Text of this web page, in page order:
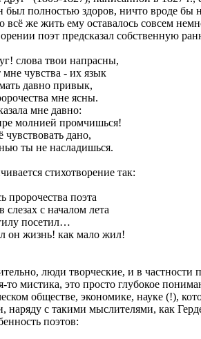
был полностью здоров, ничто вроде бы
всё же жить ему оставалось совсем
поэт предсказал собственную
слова твои напрасны,
мне чувства - их язык
давно привык,
мне ясны.
мне давно:
молнией промчишься!
чувствовать дано,
ты не насладишься.
стихотворение так:
пророчества поэта
слезах с началом лета
посетил…
он жизнь! как мало жил!
люди творческие, и в
то мистика, это просто глубокое
обществе, экономике, науке (!),
наряду с такими мыслителями, как
поэтов: